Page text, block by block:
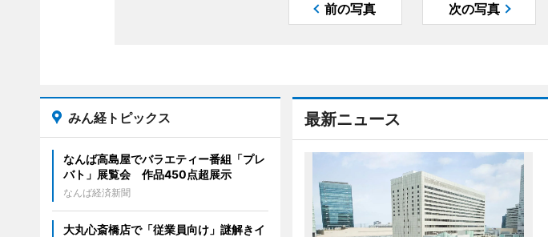
前の写真 次の写真
最新ニュース
みん経トピックス
なんば高島屋でバラエティー番組「プレ
バト」展覧会 作品450点超展示
なんば経済新聞
大丸心斎橋店で「従業員向け」謎解きイ